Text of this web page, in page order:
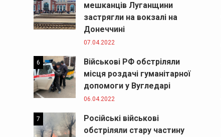
мешканців Луганщини
застрягли на вокзалі на
Донеччині
07.04.2022
6
Військові РФ обстріляли
місця роздачі гуманітарної
допомоги у Вугледарі
06.04.2022
7
Російські військові
обстріляли стару частину